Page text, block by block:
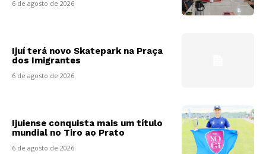
6 de agosto de 2026
Ijuí terá novo Skatepark na Praça
dos Imigrantes
6 de agosto de 2026
Ijuiense conquista mais um título
mundial no Tiro ao Prato
6 de agosto de 2026